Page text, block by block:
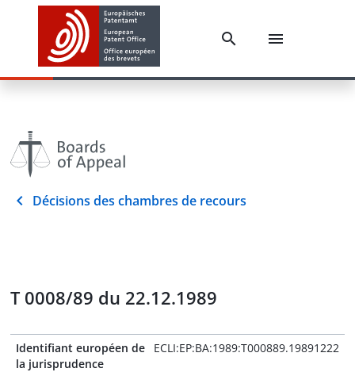
Décisions des chambres de recours
T 0008/89 du 22.12.1989
Identifiant européen de
la jurisprudence
ECLI:EP:BA:1989:T000889.19891222